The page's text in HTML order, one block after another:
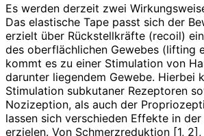
Es werden derzeit zwei
Das elastische Tape passt sich der
erzielt über Rückstellkräfte (recoil)
des oberflächlichen Gewebes (lifting
kommt es zu einer Stimulation von
darunter liegendem Gewebe. Hierbei
Stimulation subkutaner Rezeptoren
Nozizeption, als auch der
lassen sich verschieden Effekte in der
erzielen. Von Schmerzreduktion [1, 2],